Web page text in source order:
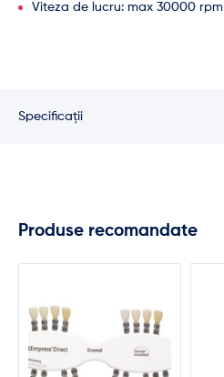
Viteza de lucru: max 30000 rpm
Specificații
Produse recomandate